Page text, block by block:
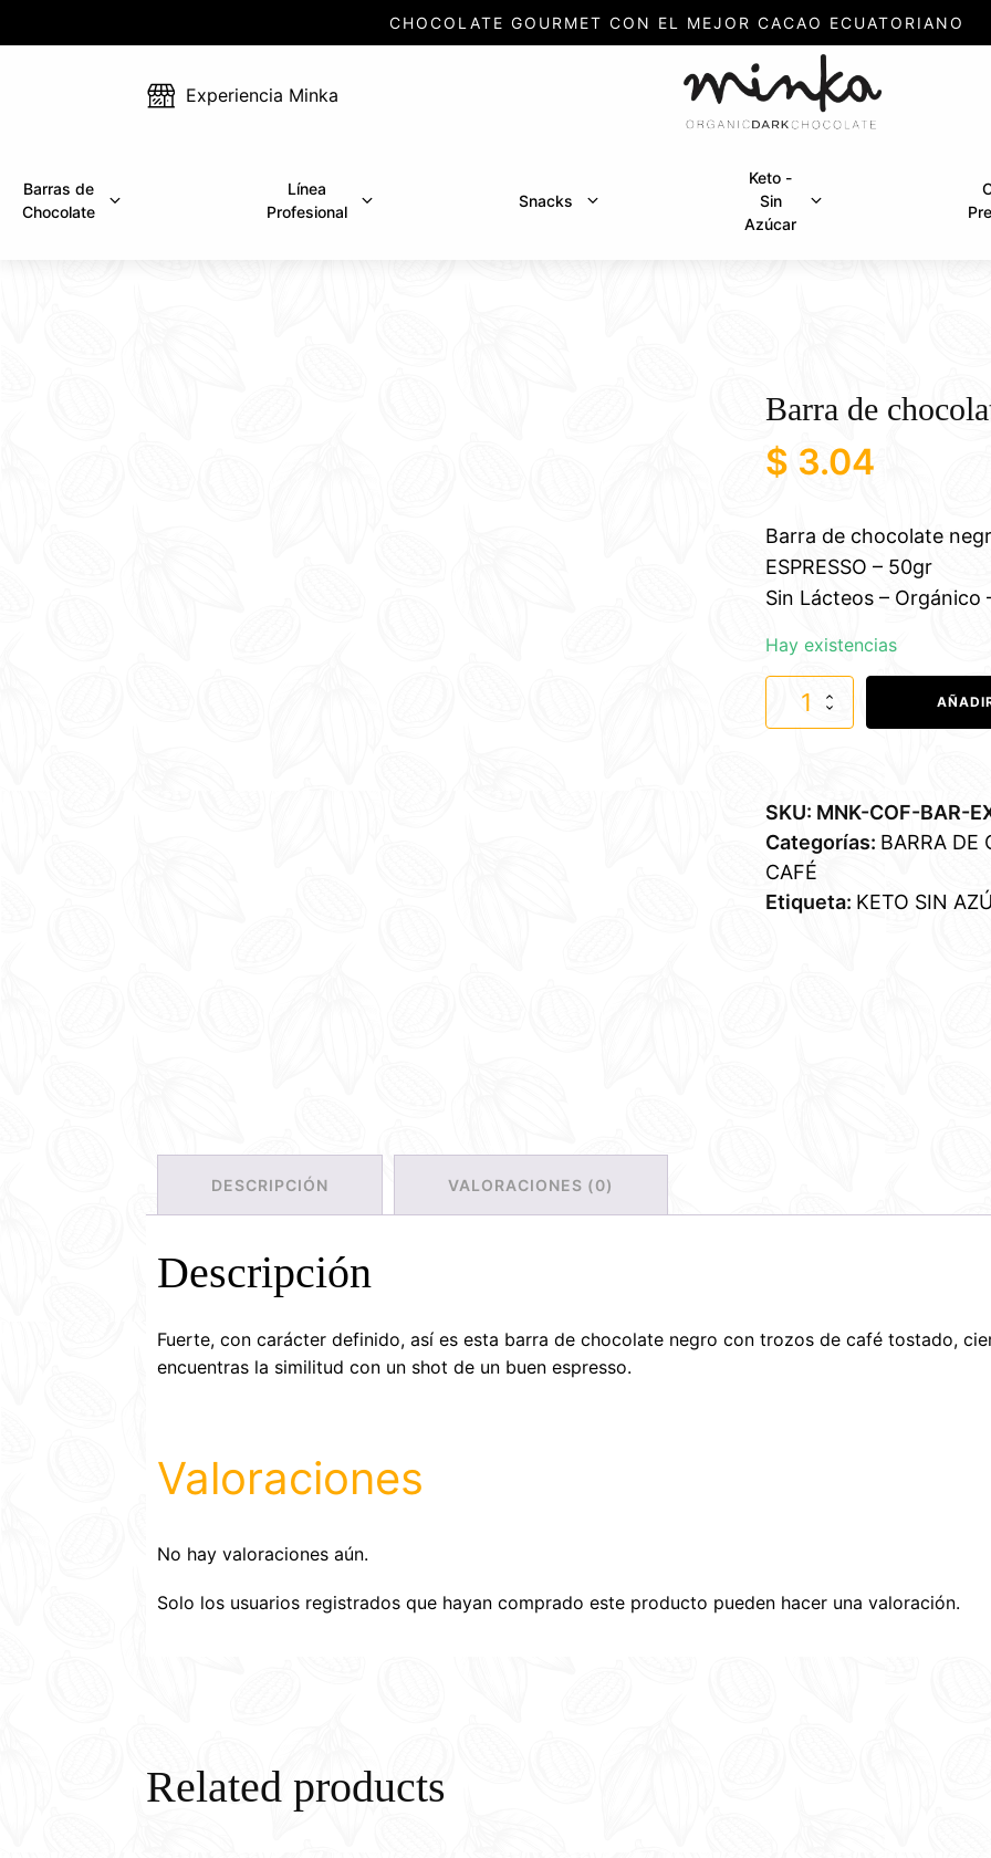
CHOCOLATE GOURMET CON EL MEJOR CACAO ECUATORIANO
Experiencia Minka
Barras de
Chocolate
Línea
Profesional
Snacks
Keto -
Sin
Azúcar
Barra de
$ 3.04
Barra de chocolate
ESPRESSO – 50gr
Sin Lácteos – Orgánico
Hay existencias
chocolate
SKU: MNK-COF-BAR-
Categorías: BARRA DE
CAFÉ
Etiqueta: KETO SIN
DESCRIPCIÓN VALORACIONES (0)
Descripción
Fuerte, con carácter definido, así es esta barra de chocolate negro con trozos de café tostado,
encuentras la similitud con un shot de un buen espresso.
Valoraciones
No hay valoraciones aún.
Solo los usuarios registrados que hayan comprado este producto pueden hacer una valoración.
Related products